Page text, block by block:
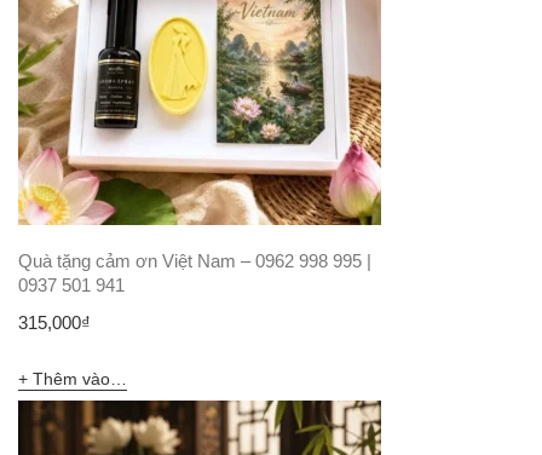
Quà tặng cảm ơn Việt Nam – 0962 998 995 |
0937 501 941
315,000₫
Thêm vào giỏ hàng